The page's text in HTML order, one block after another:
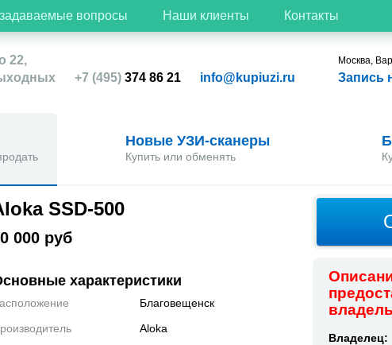
вопросы Наши клиенты Контакты
22,
+7 (495) 374 86 21 info@kupiuzi.ru
Москва,
Запись
Новые УЗИ-сканеры
Купить или обменять
SSD-500
000 руб
характеристики
Благовещенск
Aloka
Владелец: